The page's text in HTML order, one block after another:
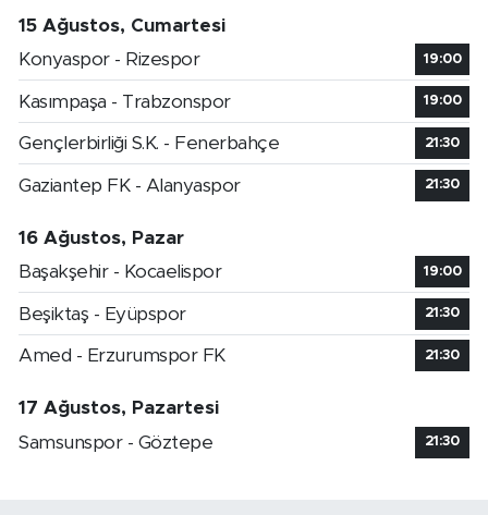
15 Ağustos, Cumartesi
Konyaspor - Rizespor
19:00
Kasımpaşa - Trabzonspor 19:00
Gençlerbirliği S.K. - Fenerbahçe 21:30
Gaziantep FK - Alanyaspor 21:30
16 Ağustos, Pazar
Başakşehir - Kocaelispor
19:00
Beşiktaş - Eyüpspor 21:30
Amed - Erzurumspor FK 21:30
17 Ağustos, Pazartesi
Samsunspor - Göztepe
21:30